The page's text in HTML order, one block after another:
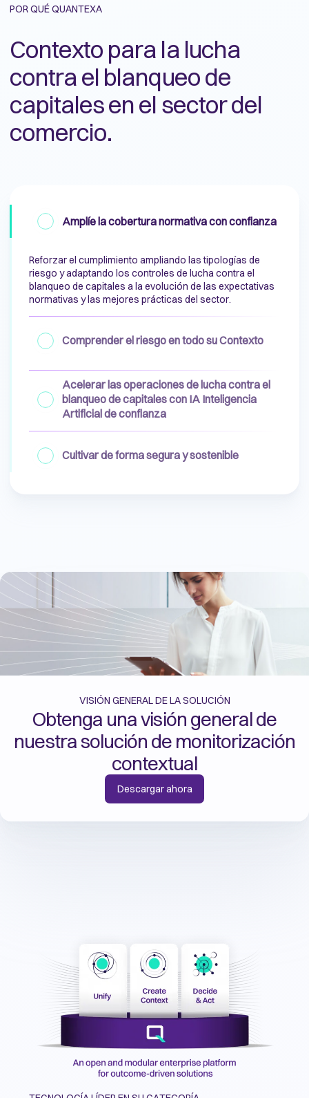
POR QUÉ QUANTEXA
Contexto para la lucha
contra el blanqueo de
capitales en el sector del
comercio.
Amplíe la cobertura normativa con confianza
Reforzar el cumplimiento ampliando las tipologías de
riesgo y adaptando los controles de lucha contra el
blanqueo de capitales a la evolución de las expectativas
normativas y las mejores prácticas del sector.
Comprender el riesgo en todo su Contexto
Acelerar las operaciones de lucha contra el
blanqueo de capitales con IA Inteligencia
Artificial de confianza
Cultivar de forma segura y sostenible
VISIÓN GENERAL DE LA SOLUCIÓN
Obtenga una visión general de
nuestra solución de monitorización
contextual
Descargar ahora